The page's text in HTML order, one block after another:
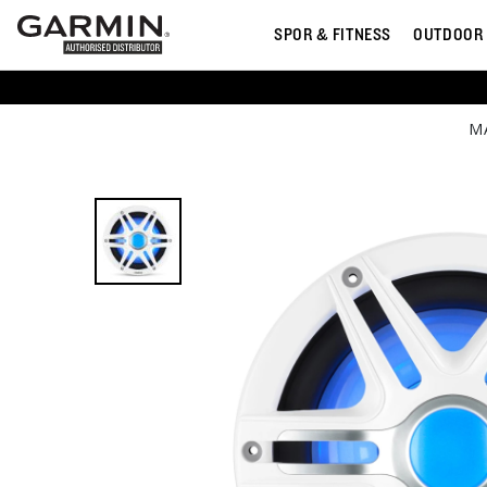
SPOR & FITNESS OUTDOOR